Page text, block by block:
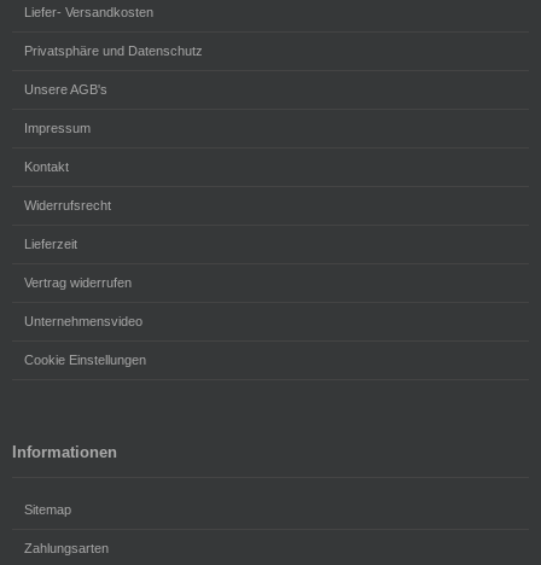
Liefer- Versandkosten
Privatsphäre und Datenschutz
Unsere AGB's
Impressum
Kontakt
Widerrufsrecht
Lieferzeit
Vertrag widerrufen
Unternehmensvideo
Cookie Einstellungen
Informationen
Sitemap
Zahlungsarten